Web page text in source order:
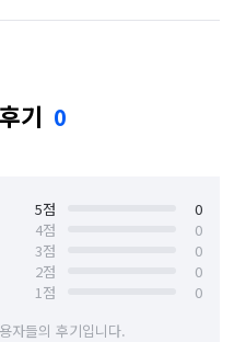
기 0
5점
0
4점
0
3점
0
2점
0
1점
0
자들의 후기입니다.